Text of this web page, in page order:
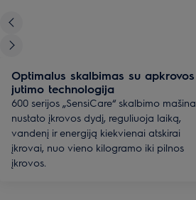
Optimalus skalbimas su apkrovos
jutimo technologija
600 serijos „SensiCare“ skalbimo mašina
nustato įkrovos dydį, reguliuoja laiką,
vandenį ir energiją kiekvienai atskirai
įkrovai, nuo vieno kilogramo iki pilnos
įkrovos.